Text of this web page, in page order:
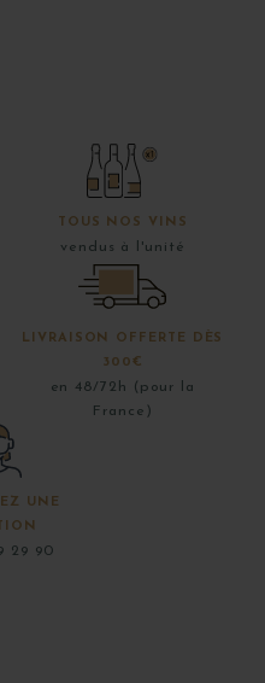
TOUS NOS VINS
vendus à l'unité
LIVRAISON OFFERTE DÈS
300€
en 48/72h (pour la
France)
UNE
29 90